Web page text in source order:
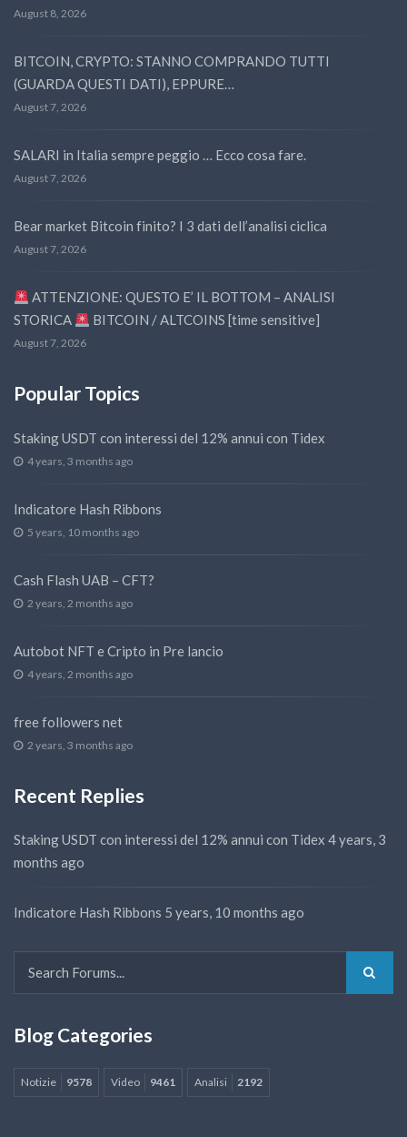
August 8, 2026
BITCOIN, CRYPTO: STANNO COMPRANDO TUTTI
(GUARDA QUESTI DATI), EPPURE…
August 7, 2026
SALARI in Italia sempre peggio … Ecco cosa fare.
August 7, 2026
Bear market Bitcoin finito? I 3 dati dell’analisi ciclica
August 7, 2026
ATTENZIONE: QUESTO E’ IL BOTTOM – ANALISI
STORICA
BITCOIN / ALTCOINS [time sensitive]
August 7, 2026
Popular Topics
Staking USDT con interessi del 12% annui con Tidex
4 years, 3 months ago
Indicatore Hash Ribbons
5 years, 10 months ago
Cash Flash UAB – CFT?
2 years, 2 months ago
Autobot NFT e Cripto in Pre lancio
4 years, 2 months ago
free followers net
2 years, 3 months ago
Recent Replies
Staking USDT con interessi del 12% annui con Tidex 4 years, 3
months ago
Indicatore Hash Ribbons 5 years, 10 months ago
Blog Categories
Notizie 9578 Video 9461 Analisi 2192